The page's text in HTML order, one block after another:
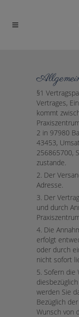
§1
Vertrages,
kommt
2 in 97980
43453,
256865700,
zustande.
2. Der
Adresse.
3. Der
und durch
4. Die
erfolgt
oder durch
nicht sofort
5. Sofern die
werden Sie
Bezüglich
Wunsch von